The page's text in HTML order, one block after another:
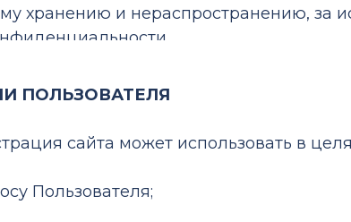
хранению и нераспространению, за
ПОЛЬЗОВАТЕЛЯ
сайта может использовать в
Пользователя;